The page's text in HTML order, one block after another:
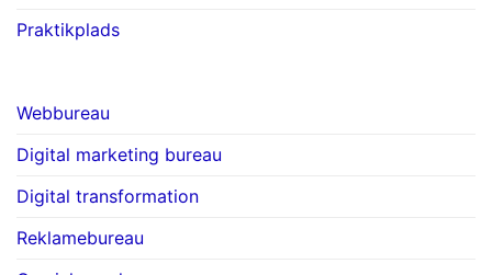
Praktikplads
Webbureau
Digital marketing bureau
Digital transformation
Reklamebureau